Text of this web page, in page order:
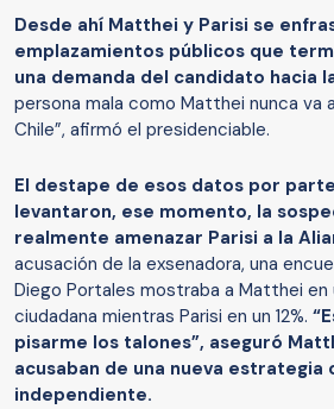
Desde ahí Matthei y Parisi se
emplazamientos públicos que
una demanda del candidato hacia
persona mala como Matthei nunca va
Chile”, afirmó el presidenciable.
El destape de esos datos por
levantaron, ese momento, la
realmente amenazar Parisi a la
acusación de la exsenadora, una
Diego Portales mostraba a Matthei en
ciudadana mientras Parisi en un 12%.
pisarme los talones”, aseguró
acusaban de una nueva estrategia
independiente.